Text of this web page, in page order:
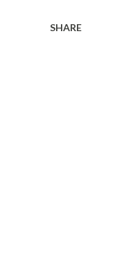
SHARE